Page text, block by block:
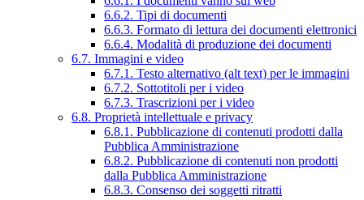
6.6.2. Tipi di documenti
6.6.3. Formato di lettura dei documenti elettronici
6.6.4. Modalità di produzione dei documenti
6.7. Immagini e video
6.7.1. Testo alternativo (alt text) per le immagini
6.7.2. Sottotitoli per i video
6.7.3. Trascrizioni per i video
6.8. Proprietà intellettuale e privacy
6.8.1. Pubblicazione di contenuti prodotti dalla
Pubblica Amministrazione
6.8.2. Pubblicazione di contenuti non prodotti
dalla Pubblica Amministrazione
6.8.3. Consenso dei soggetti ritratti